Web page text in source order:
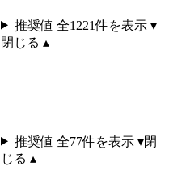
推奨値 全1221件を表示 ▾
閉じる ▴
—
推奨値 全77件を表示 ▾閉
じる ▴